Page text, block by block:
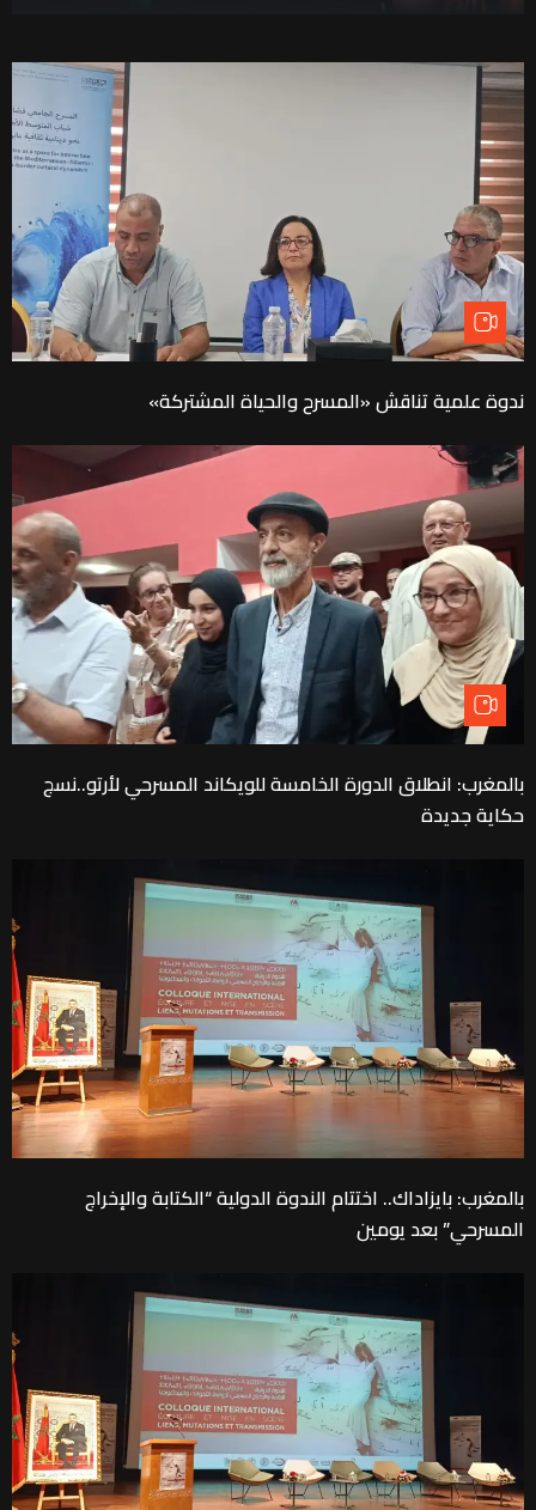
ندوة علمية تناقش «المسرح والحياة المشتركة»
بالمغرب: انطلاق الدورة الخامسة للويكاند المسرحي لأرتو..نسج
حكاية جديدة
بالمغرب: بايزاداك.. اختتام الندوة الدولية “الكتابة والإخراج
المسرحي” بعد يومين